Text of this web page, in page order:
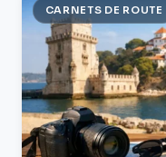
CARNETS DE ROUTE